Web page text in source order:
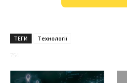
ТЕГИ Технології